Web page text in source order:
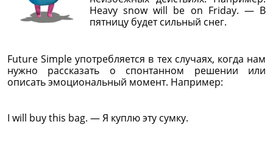
Heavy snow will be on Friday. — В
пятницу будет сильный снег.
Future Simple употребляется в тех случаях, когда нам
нужно рассказать о спонтанном решении или
описать эмоциональный момент. Например:
I will buy this bag. — Я куплю эту сумку.